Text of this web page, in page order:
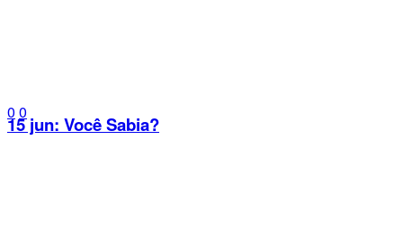
0 0
15 jun: Você Sabia?